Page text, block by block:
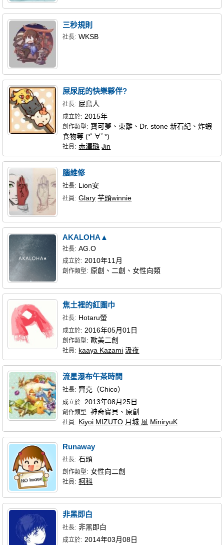
三秒規則
社長: WKSB
屎尿屁的快樂夥伴?
社長: 屁鳥人
成立於: 2015年
創作類型: 寶可夢、東離、Dr. stone 新石紀、炸蝦
食物等 (*ﾟ∀ﾟ*)
社員: 赤澤璐 Jin
腦維修
社長: Lion安
社員: Glary 芋頭winnie
AKALOHA▲
社長: AG.O
成立於: 2010年11月
創作類型: 原創、二創、女性向類
焦土裡的紅圍巾
社長: Hotaru螢
成立於: 2016年05月01日
創作類型: 歐美二創
社員: kaaya Kazami 汲夜
流星瀑布午茶時間
社長: 齊克（Chico）
成立於: 2013年08月25日
創作類型: 神奇寶貝、原創
社員: Kiyoi MIZUTO 月城 風 MiniryuK
Runaway
社長: 石頭
創作類型: 女性向二創
社員: 柯科
非黑即白
社長: 非黑即白
成立於: 2014年03月08日